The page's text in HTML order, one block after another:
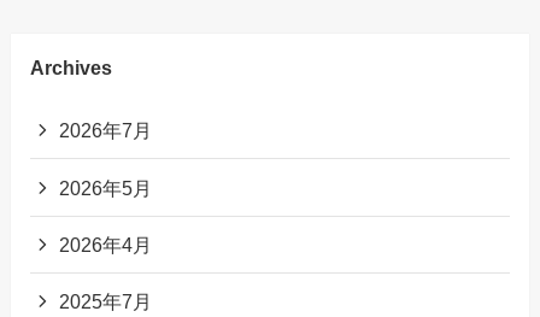
Archives
2026年7月
2026年5月
2026年4月
2025年7月